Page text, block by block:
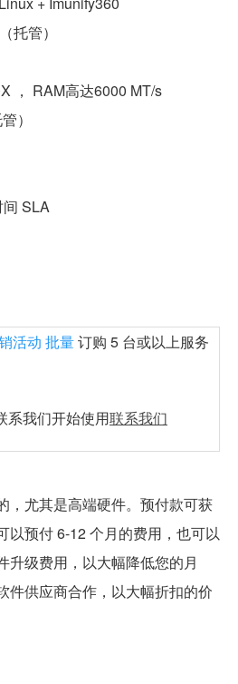
托管）
， RAM高达6000 MT/s
）
SLA
活动 批量订购 5 台或以上服务
系我们开始使用联系我们
，尤其是高端硬件。预付款可获
以预付 6-12 个月的费用，也可以
升级费用，以大幅降低您的月
件供应商合作，以大幅折扣的价